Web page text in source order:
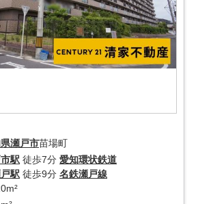
瀬戸市苗場町
駅 徒歩7分 愛知環状鉄道
駅 徒歩9分 名鉄瀬戸線